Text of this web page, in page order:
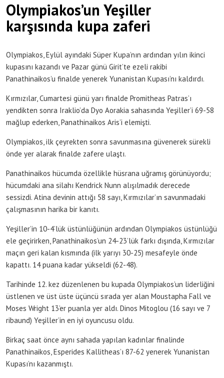
Olympiakos’un Yeşiller
karşısında kupa zaferi
Olympiakos, Eylül ayındaki Süper Kupa’nın ardından yılın ikinci
kupasını kazandı ve Pazar günü Girit’te ezeli rakibi
Panathinaikos’u finalde yenerek Yunanistan Kupası’nı kaldırdı.
Kırmızılar, Cumartesi günü yarı finalde Promitheas Patras’ı
yendikten sonra Iraklio’da Dyo Aorakia sahasında Yeşiller’i 69-58
mağlup ederken, Panathinaikos Aris’i elemişti.
Olympiakos, ilk çeyrekten sonra savunmasına güvenerek sürekli
önde yer alarak finalde zafere ulaştı.
Panathinaikos hücumda özellikle hüsrana uğramış görünüyordu;
hücumdaki ana silahı Kendrick Nunn alışılmadık derecede
sessizdi. Atina devinin attığı 58 sayı, Kırmızılar’ın savunmadaki
çalışmasının harika bir kanıtı.
Yeşiller’in 10-4’lük üstünlüğünün ardından Olympiakos üstünlüğü
ele geçirirken, Panathinaikos’un 24-23’lük farkı dışında, Kırmızılar
maçın geri kalan kısmında (ilk yarıyı 30-25) mesafeyle önde
kapattı. 14 puana kadar yükseldi (62-48).
Tarihinde 12. kez düzenlenen bu kupada Olympiakos’un liderliğini
üstlenen ve üst üste üçüncü sırada yer alan Moustapha Fall ve
Moses Wright 13’er puanla yer aldı. Dinos Mitoglou (16 sayı ve 7
ribaund) Yeşiller’in en iyi oyuncusu oldu.
Birkaç saat önce aynı sahada yapılan kadınlar finalinde
Panathinaikos, Esperides Kallitheas’ı 87-62 yenerek Yunanistan
Kupası’nı kazanmıştı.